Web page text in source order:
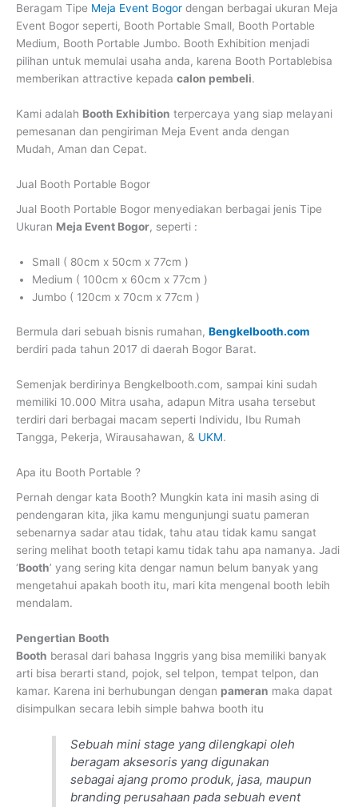
Beragam Tipe Meja Event Bogor dengan berbagai ukuran Meja
Event Bogor seperti, Booth Portable Small, Booth Portable
Medium, Booth Portable Jumbo. Booth Exhibition menjadi
pilihan untuk memulai usaha anda, karena Booth Portablebisa
memberikan attractive kepada calon pembeli.
Kami adalah Booth Exhibition terpercaya yang siap melayani
pemesanan dan pengiriman Meja Event anda dengan
Mudah, Aman dan Cepat.
Jual Booth Portable Bogor
Jual Booth Portable Bogor menyediakan berbagai jenis Tipe
Ukuran Meja Event Bogor, seperti :
Small ( 80cm x 50cm x 77cm )
Medium ( 100cm x 60cm x 77cm )
Jumbo ( 120cm x 70cm x 77cm )
Bermula dari sebuah bisnis rumahan, Bengkelbooth.com
berdiri pada tahun 2017 di daerah Bogor Barat.
Semenjak berdirinya Bengkelbooth.com, sampai kini sudah
memiliki 10.000 Mitra usaha, adapun Mitra usaha tersebut
terdiri dari berbagai macam seperti Individu, Ibu Rumah
Tangga, Pekerja, Wirausahawan, & UKM.
Apa itu Booth Portable ?
Pernah dengar kata Booth? Mungkin kata ini masih asing di
pendengaran kita, jika kamu mengunjungi suatu pameran
sebenarnya sadar atau tidak, tahu atau tidak kamu sangat
sering melihat booth tetapi kamu tidak tahu apa namanya. Jadi
‘Booth’ yang sering kita dengar namun belum banyak yang
mengetahui apakah booth itu, mari kita mengenal booth lebih
mendalam.
Pengertian Booth
Booth berasal dari bahasa Inggris yang bisa memiliki banyak
arti bisa berarti stand, pojok, sel telpon, tempat telpon, dan
kamar. Karena ini berhubungan dengan pameran maka dapat
disimpulkan secara lebih simple bahwa booth itu
Sebuah mini stage yang dilengkapi oleh
beragam aksesoris yang digunakan
sebagai ajang promo produk, jasa, maupun
branding perusahaan pada sebuah event